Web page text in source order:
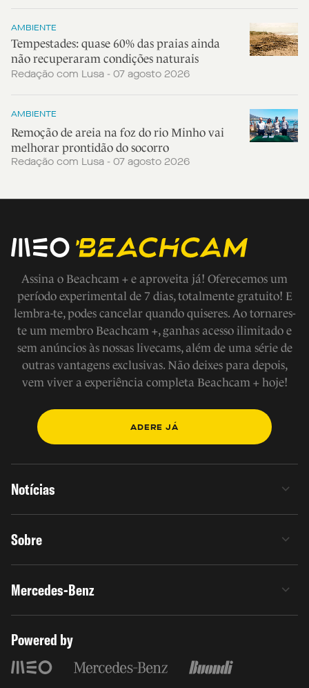
AMBIENTE
Tempestades: quase 60% das praias ainda
não recuperaram condições naturais
Redação com Lusa - 07 agosto 2026
AMBIENTE
Remoção de areia na foz do rio Minho vai
melhorar prontidão do socorro
Redação com Lusa - 07 agosto 2026
Assina o Beachcam + e aproveita já! Oferecemos um
período experimental de 7 dias, totalmente gratuito! E
lembra-te, podes cancelar quando quiseres. Ao tornares-
te um membro Beachcam +, ganhas acesso ilimitado e
sem anúncios às nossas livecams, além de uma série de
outras vantagens exclusivas. Não deixes para depois,
vem viver a experiência completa Beachcam + hoje!
ADERE JÁ
Notícias
Sobre
Mercedes-Benz
Powered by